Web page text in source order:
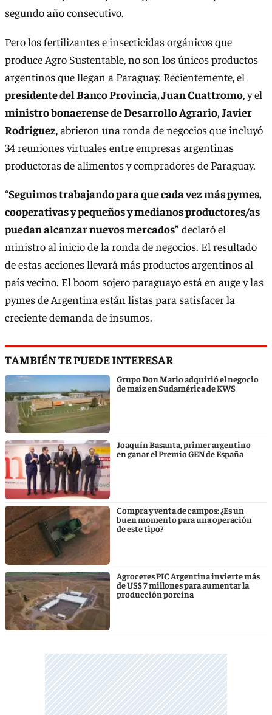
segundo año consecutivo.
Pero los fertilizantes e insecticidas orgánicos que
produce Agro Sustentable, no son los únicos productos
argentinos que llegan a Paraguay. Recientemente, el
presidente del Banco Provincia, Juan Cuattromo, y el
ministro bonaerense de Desarrollo Agrario, Javier
Rodríguez, abrieron una ronda de negocios que incluyó
34 reuniones virtuales entre empresas argentinas
productoras de alimentos y compradores de Paraguay.
“Seguimos trabajando para que cada vez más pymes,
cooperativas y pequeños y medianos productores/as
puedan alcanzar nuevos mercados” declaró el
ministro al inicio de la ronda de negocios. El resultado
de estas acciones llevará más productos argentinos al
país vecino. El boom sojero paraguayo está en auge y las
pymes de Argentina están listas para satisfacer la
creciente demanda de insumos.
TAMBIÉN TE PUEDE INTERESAR
Grupo Don Mario adquirió el negocio
de maíz en Sudamérica de KWS
Joaquín Basanta, primer argentino
en ganar el Premio GEN de España
Compra y venta de campos: ¿Es un
buen momento para una operación
de este tipo?
Agroceres PIC Argentina invierte más
de US$ 7 millones para aumentar la
producción porcina